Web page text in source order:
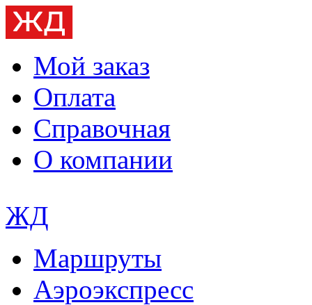
Мой заказ
Оплата
Справочная
О компании
ЖД
Маршруты
Аэроэкспресс